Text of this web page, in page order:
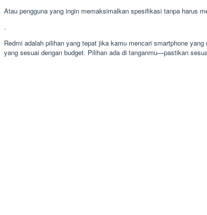
Atau pengguna yang ingin memaksimalkan spesifikasi tanpa harus
.
Redmi adalah pilihan yang tepat jika kamu mencari smartphone
yang sesuai dengan budget. Pilihan ada di tanganmu—pastikan